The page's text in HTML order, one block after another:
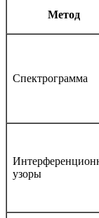
Метод
Спектрограмма
узоры